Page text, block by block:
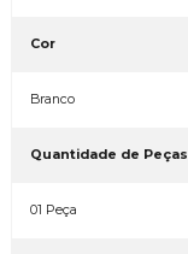
Cor
Branco
Quantidade de Peças
01 Peça